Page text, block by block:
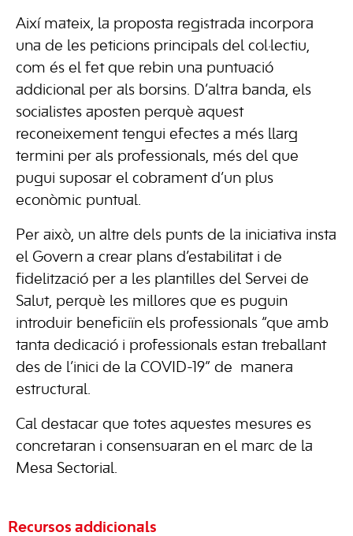
Així mateix, la proposta registrada incorpora
una de les peticions principals del col·lectiu,
com és el fet que rebin una puntuació
addicional per als borsins. D’altra banda, els
socialistes aposten perquè aquest
reconeixement tengui efectes a més llarg
termini per als professionals, més del que
pugui suposar el cobrament d’un plus
econòmic puntual.
Per això, un altre dels punts de la iniciativa insta
el Govern a crear plans d’estabilitat i de
fidelització per a les plantilles del Servei de
Salut, perquè les millores que es puguin
introduir beneficiïn els professionals “que amb
tanta dedicació i professionals estan treballant
des de l’inici de la COVID-19” de manera
estructural.
Cal destacar que totes aquestes mesures es
concretaran i consensuaran en el marc de la
Mesa Sectorial.
Recursos addicionals